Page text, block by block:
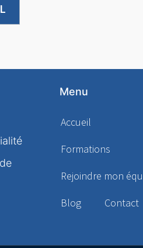
Menu
Accueil
Formations
Rejoindre mon
Blog
Contact